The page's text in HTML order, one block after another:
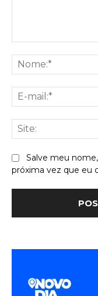
Salve meu
próxima vez que eu